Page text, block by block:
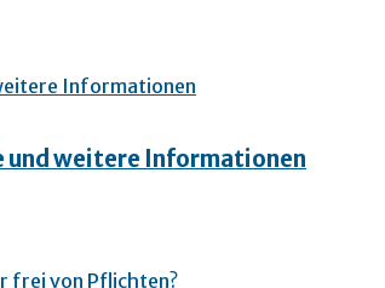
und weitere Informationen